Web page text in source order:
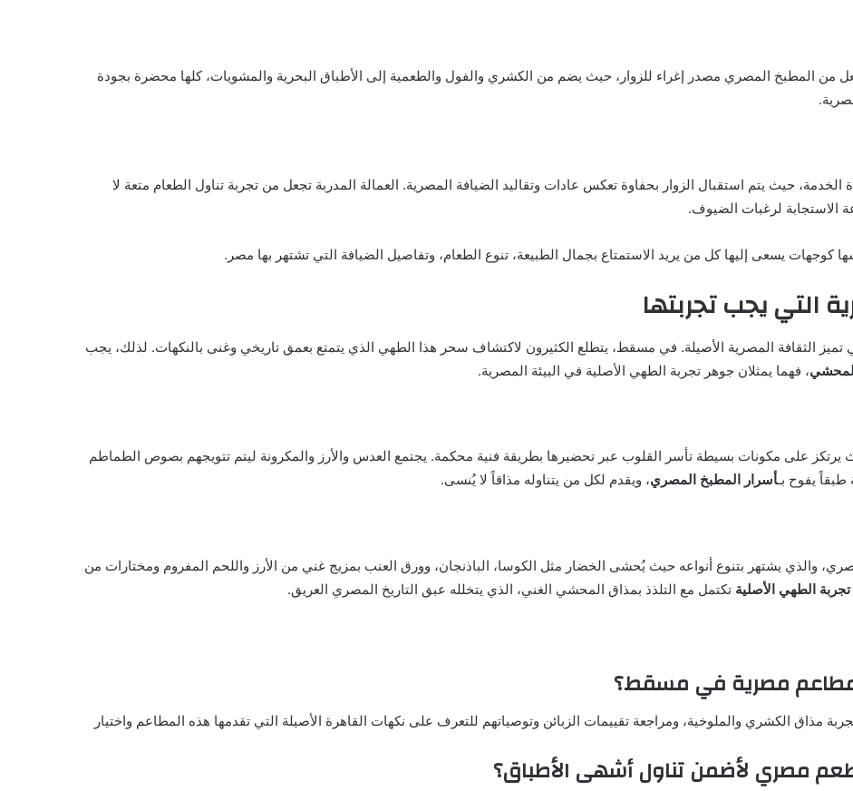
من المطبخ المصري مصدر إغراء للزوار، حيث يضم من الكشري والفول والطعمية إلى الأطباق البحرية والمشويات، كلها محضرة بجودة
حيث يتم استقبال الزوار بحفاوة تعكس عادات وتقاليد الضيافة المصرية. العمالة المدربة تجعل من تجربة تناول الطعام متعة لا
الاستجابة لرغبات الضيوف.
كوجهات يسعى إليها كل من يريد الاستمتاع بجمال الطبيعة، تنوع الطعام، وتفاصيل الضيافة التي تشتهر بها مصر.
التي يجب تجربتها
تميز الثقافة المصرية الأصيلة. في مسقط، يتطلع الكثيرون لاكتشاف سحر هذا الطهي الذي يتمتع بعمق تاريخي وغنى بالنكهات. لذلك، يجب
، فهما يمثلان جوهر تجربة الطهي الأصلية في البيئة المصرية.
على مكونات بسيطة تأسر القلوب عبر تحضيرها بطريقة فنية محكمة. يجتمع العدس والأرز والمكرونة ليتم تتويجهم بصوص الطماطم
يفوح بـأسرار المطبخ المصري، ويقدم لكل من يتناوله مذاقاً لا يُنسى.
والذي يشتهر بتنوع أنواعه حيث يُحشى الخضار مثل الكوسا، الباذنجان، وورق العنب بمزيج غني من الأرز واللحم المفروم ومختارات من
تجربة الطهي الأصلية تكتمل مع التلذذ بمذاق المحشي الغني، الذي يتخلله عبق التاريخ المصري العريق.
مطاعم مصرية في مسقط؟
مذاق الكشري والملوخية، ومراجعة تقييمات الزبائن وتوصياتهم للتعرف على نكهات القاهرة الأصيلة التي تقدمها هذه المطاعم واختيار
مصري لأضمن تناول أشهى الأطباق؟